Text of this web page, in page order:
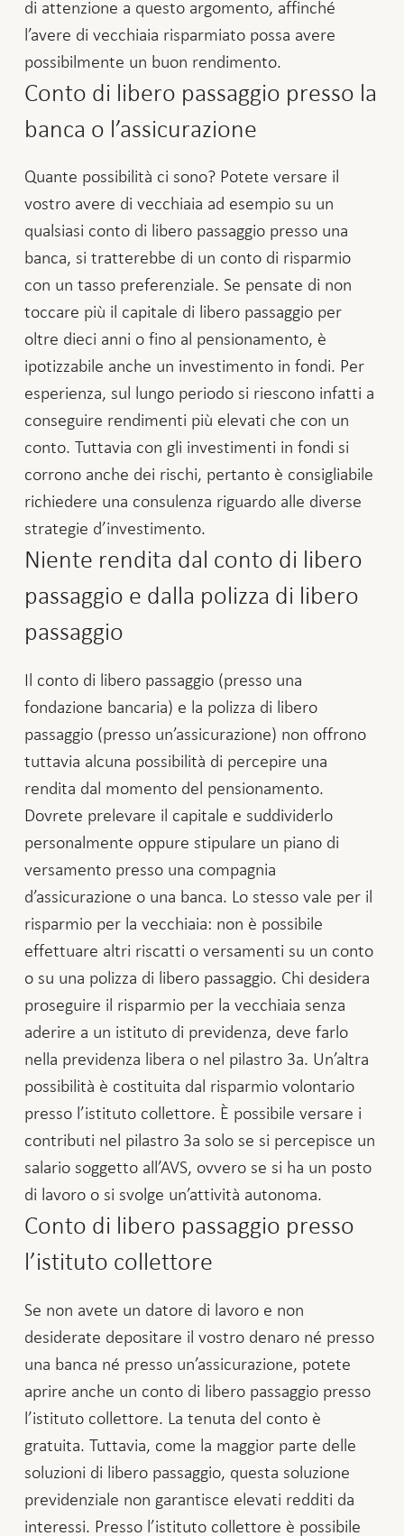
di attenzione a questo argomento, affinché
l’avere di vecchiaia risparmiato possa avere
possibilmente un buon rendimento.
Conto di libero passaggio presso la
banca o l’assicurazione
Quante possibilità ci sono? Potete versare il
vostro avere di vecchiaia ad esempio su un
qualsiasi conto di libero passaggio presso una
banca, si tratterebbe di un conto di risparmio
con un tasso preferenziale. Se pensate di non
toccare più il capitale di libero passaggio per
oltre dieci anni o fino al pensionamento, è
ipotizzabile anche un investimento in fondi. Per
esperienza, sul lungo periodo si riescono infatti a
conseguire rendimenti più elevati che con un
conto. Tuttavia con gli investimenti in fondi si
corrono anche dei rischi, pertanto è consigliabile
richiedere una consulenza riguardo alle diverse
strategie d’investimento.
Niente rendita dal conto di libero
passaggio e dalla polizza di libero
passaggio
Il conto di libero passaggio (presso una
fondazione bancaria) e la polizza di libero
passaggio (presso un’assicurazione) non offrono
tuttavia alcuna possibilità di percepire una
rendita dal momento del pensionamento.
Dovrete prelevare il capitale e suddividerlo
personalmente oppure stipulare un piano di
versamento presso una compagnia
d’assicurazione o una banca. Lo stesso vale per il
risparmio per la vecchiaia: non è possibile
effettuare altri riscatti o versamenti su un conto
o su una polizza di libero passaggio. Chi desidera
proseguire il risparmio per la vecchiaia senza
aderire a un istituto di previdenza, deve farlo
nella previdenza libera o nel pilastro 3a. Un’altra
possibilità è costituita dal risparmio volontario
presso l’istituto collettore. È possibile versare i
contributi nel pilastro 3a solo se si percepisce un
salario soggetto all’AVS, ovvero se si ha un posto
di lavoro o si svolge un’attività autonoma.
Conto di libero passaggio presso
l’istituto collettore
Se non avete un datore di lavoro e non
desiderate depositare il vostro denaro né presso
una banca né presso un’assicurazione, potete
aprire anche un conto di libero passaggio presso
l’istituto collettore. La tenuta del conto è
gratuita. Tuttavia, come la maggior parte delle
soluzioni di libero passaggio, questa soluzione
previdenziale non garantisce elevati redditi da
interessi. Presso l’istituto collettore è possibile